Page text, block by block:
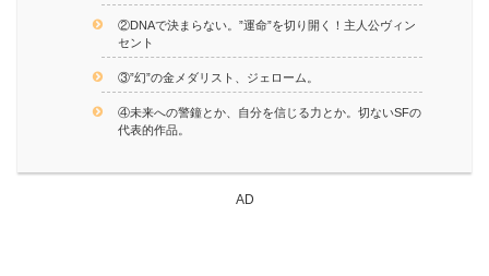
②DNAで決まらない。”運命”を切り開く！主人公ヴィン
セント
③”幻”の金メダリスト、ジェローム。
④未来への警鐘とか、自分を信じる力とか。切ないSFの
代表的作品。
AD